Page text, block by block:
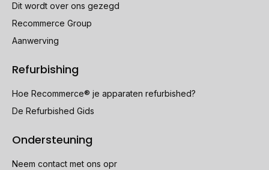
Dit wordt over ons gezegd
Recommerce Group
Aanwerving
Refurbishing
Hoe Recommerce® je apparaten refurbished?
De Refurbished Gids
Ondersteuning
Neem contact met ons opr